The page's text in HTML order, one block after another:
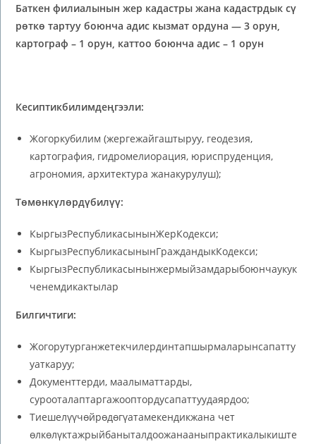
Баткен филиалынын жер кадастры жана кадастрдык сү
рөткө тартуу боюнча адис кызмат ордуна — 3 орун,
картограф – 1 орун, каттоо боюнча адис – 1 орун
Кесиптикбилимдеңгээли:
Жогоркубилим (жергежайгаштыруу, геодезия,
картография, гидромелиорация, юриспруденция,
агрономия, архитектура жанакурулуш);
Төмөнкүлөрдүбилүү:
КыргызРеспубликасынынЖерКодекси;
КыргызРеспубликасынынГраждандыкКодекси;
КыргызРеспубликасынынжермыйзамдарыбоюнчаукук
ченемдикактылар
Билгичтиги:
Жогорутурганжетекчилердинтапшырмаларынсапатту
уаткаруу;
Документтерди, маалыматтарды,
сурооталаптаргажооптордусапаттуудаярдоо;
Тиешелүүчөйрөдөгүатамекендикжана чет
өлкөлүктажрыйбаныталдоожанааныпрактикалыкиште